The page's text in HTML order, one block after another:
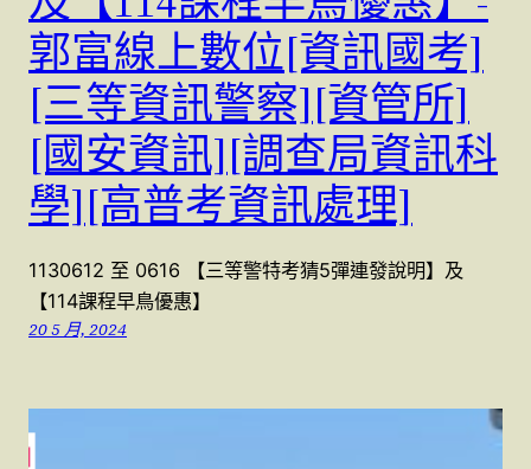
郭富線上數位[資訊國考]
[三等資訊警察][資管所]
[國安資訊][調查局資訊科
學][高普考資訊處理]
1130612 至 0616 【三等警特考猜5彈連發說明】及
【114課程早鳥優惠】
20 5 月, 2024